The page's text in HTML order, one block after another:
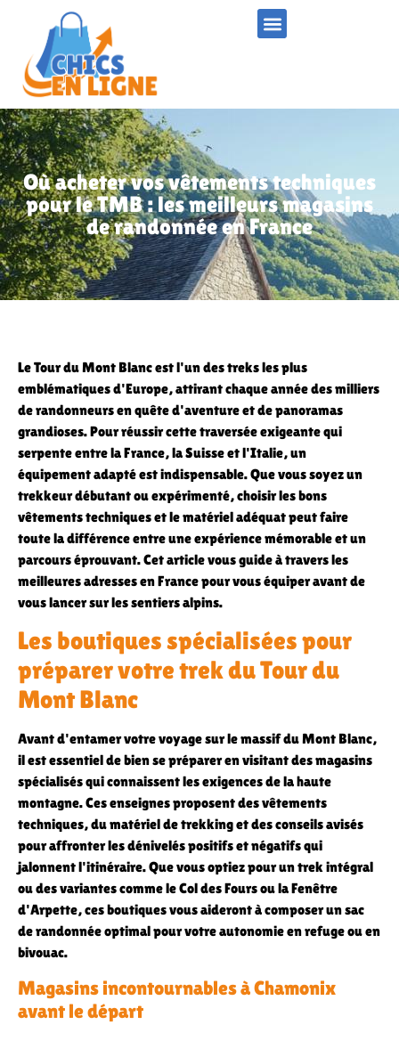
Où acheter vos vêtements techniques
pour le TMB : les meilleurs magasins
de randonnée en France
Le Tour du Mont Blanc est l'un des treks les plus
emblématiques d'Europe, attirant chaque année des milliers
de randonneurs en quête d'aventure et de panoramas
grandioses. Pour réussir cette traversée exigeante qui
serpente entre la France, la Suisse et l'Italie, un
équipement adapté est indispensable. Que vous soyez un
trekkeur débutant ou expérimenté, choisir les bons
vêtements techniques et le matériel adéquat peut faire
toute la différence entre une expérience mémorable et un
parcours éprouvant. Cet article vous guide à travers les
meilleures adresses en France pour vous équiper avant de
vous lancer sur les sentiers alpins.
Les boutiques spécialisées pour
préparer votre trek du Tour du
Mont Blanc
Avant d'entamer votre voyage sur le massif du Mont Blanc,
il est essentiel de bien se préparer en visitant des magasins
spécialisés qui connaissent les exigences de la haute
montagne. Ces enseignes proposent des vêtements
techniques, du matériel de trekking et des conseils avisés
pour affronter les dénivelés positifs et négatifs qui
jalonnent l'itinéraire. Que vous optiez pour un trek intégral
ou des variantes comme le Col des Fours ou la Fenêtre
d'Arpette, ces boutiques vous aideront à composer un sac
de randonnée optimal pour votre autonomie en refuge ou en
bivouac.
Magasins incontournables à Chamonix
avant le départ